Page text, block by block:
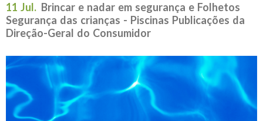
11 Jul. Brincar e nadar em segurança e Folhetos
Segurança das crianças - Piscinas Publicações da
Direção-Geral do Consumidor